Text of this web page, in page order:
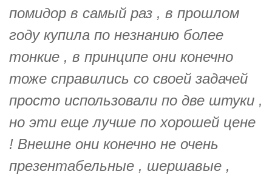
помидор в самый раз , в прошлом
году купила по незнанию более
тонкие , в принципе они конечно
тоже справились со своей задачей
просто использовали по две штуки ,
но эти еще лучше по хорошей цене
! Внешне они конечно не очень
презентабельные , шершавые ,